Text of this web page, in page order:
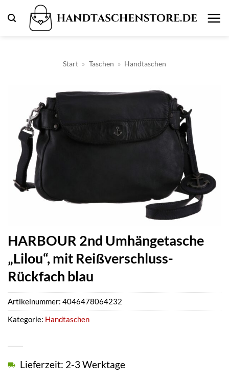
Inhalt
Start » Taschen » Handtaschen
HARBOUR 2nd Umhängetasche
„Lilou“, mit Reißverschluss-
Rückfach blau
Lieferzeit: 2-3 Werktage
Artikelnummer: 4046478064232
Kategorie: Handtaschen